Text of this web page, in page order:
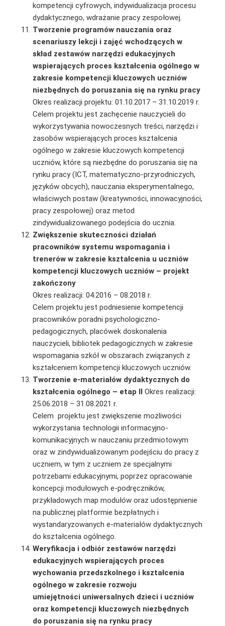
kompetencji cyfrowych, indywidualizacja procesu
dydaktycznego, wdrażanie pracy zespołowej.
Tworzenie programów nauczania oraz
scenariuszy lekcji i zajęć wchodzących w
skład zestawów narzędzi edukacyjnych
wspierających proces kształcenia ogólnego w
zakresie kompetencji kluczowych uczniów
niezbędnych do poruszania się na rynku pracy
Okres realizacji projektu: 01.10.2017 – 31.10.2019 r.
Celem projektu jest zachęcenie nauczycieli do
wykorzystywania nowoczesnych treści, narzę­dzi i
zasobów wspierających proces kształcenia
ogólnego w zakresie kluczowych kompetencji
uczniów, które są niezbędne do poruszania się na
rynku pracy (ICT, matematyczno-przyrod­niczych,
języków obcych), nauczania eksperymentalnego,
właściwych postaw (kreatywności, innowacyjności,
pracy zespołowej) oraz metod
zindywidualizowanego podejścia do ucznia.
Zwiększenie skuteczności działań
pracowników systemu wspomagania i
trenerów w zakresie kształcenia u uczniów
kompetencji kluczowych uczniów – projekt
zakończony
Okres realizacji: 04.2016 – 08.2018 r.
Celem projektu jest podniesienie kompetencji
pracowników poradni psychologiczno-
pedagogicznych, placówek doskonalenia
nauczycieli, bibliotek pedagogicznych w zakresie
wspomagania szkół w obszarach związanych z
kształceniem kompetencji kluczowych uczniów.
Tworzenie e-materiałów dydaktycznych do
kształcenia ogólnego – etap II Okres realizacji:
25.06.2018 – 31.08.2021 r.
Celem projektu jest zwiększenie możliwości
wykorzystania technologii informacyjno-
komunikacyjnych w nauczaniu przedmiotowym
oraz w zindywidualizowanym podejściu do pracy z
uczniem, w tym z uczniem ze specjalnymi
potrzebami edukacyjnymi, poprzez opracowanie
koncepcji modułowych e‑podręczników,
przykładowych map modułów oraz udostępnienie
na publicznej platformie bezpłatnych i
wystandaryzowanych e-materiałów dydaktycznych
do kształcenia ogólnego.
Weryfikacja i odbiór zestawów narzędzi
edukacyjnych wspierających proces
wychowania przedszkolnego i kształcenia
ogólnego w zakresie rozwoju
umiejętności uniwersalnych dzieci i uczniów
oraz kompetencji kluczowych niezbędnych
do poruszania się na rynku pracy